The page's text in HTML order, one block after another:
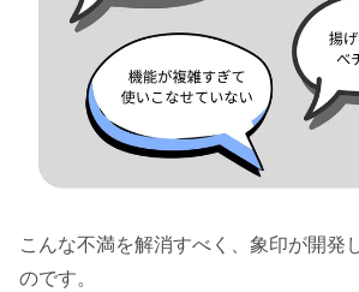
こんな不満を解消すべく、象印が開発
のです。